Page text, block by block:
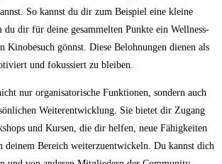
So kannst du dir zum ⁣Beispiel eine kleine
du dir⁢ für deine‌ gesammelten Punkte ein Wellness-
Kinobesuch gönnst. Diese ⁤Belohnungen dienen als
und fokussiert⁤ zu bleiben.
nur organisatorische Funktionen, sondern auch
Weiterentwicklung. Sie⁣ bietet dir Zugang
und Kursen, ‍die dir helfen, ⁣neue Fähigkeiten
deinem Bereich weiterzuentwickeln. Du kannst dich